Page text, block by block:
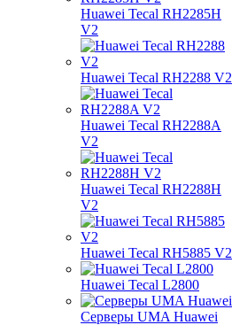
Huawei Tecal RH2285H
V2
Huawei Tecal RH2288 V2
Huawei Tecal RH2288A
V2
Huawei Tecal RH2288H
V2
Huawei Tecal RH5885 V2
Huawei Tecal L2800
Серверы UMA Huawei